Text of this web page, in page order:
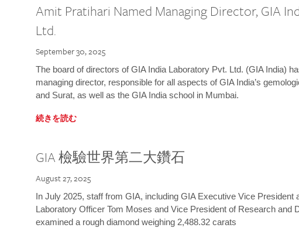
Amit Pratihari Named Managing Director, GIA
Ltd.
September 30, 2025
The board of directors of GIA India Laboratory Pvt. Ltd. (GIA India)
managing director, responsible for all aspects of GIA India’s
and Surat, as well as the GIA India school in Mumbai.
続きを読む
GIA 檢驗世界第二大鑽石
August 27, 2025
In July 2025, staff from GIA, including GIA Executive Vice President
Laboratory Officer Tom Moses and Vice President of Research and
examined a rough diamond weighing 2,488.32 carats